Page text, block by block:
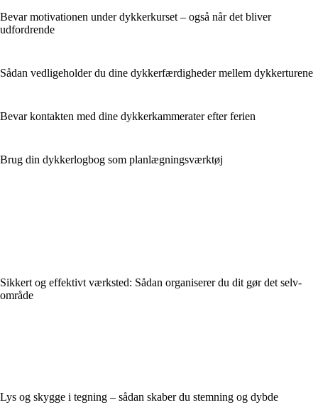
Bevar motivationen under dykkerkurset – også når det bliver
udfordrende
Sådan vedligeholder du dine dykkerfærdigheder mellem dykkerturene
Bevar kontakten med dine dykkerkammerater efter ferien
Brug din dykkerlogbog som planlægningsværktøj
Sikkert og effektivt værksted: Sådan organiserer du dit gør det selv-
område
Lys og skygge i tegning – sådan skaber du stemning og dybde